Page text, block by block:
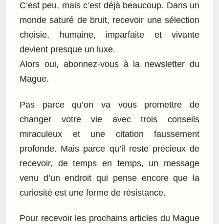
C’est peu, mais c’est déjà beaucoup. Dans un
monde saturé de bruit, recevoir une sélection
choisie, humaine, imparfaite et vivante
devient presque un luxe.
Alors oui, abonnez-vous à la newsletter du
Mague.
Pas parce qu’on va vous promettre de
changer votre vie avec trois conseils
miraculeux et une citation faussement
profonde. Mais parce qu’il reste précieux de
recevoir, de temps en temps, un message
venu d’un endroit qui pense encore que la
curiosité est une forme de résistance.
Pour recevoir les prochains articles du Mague